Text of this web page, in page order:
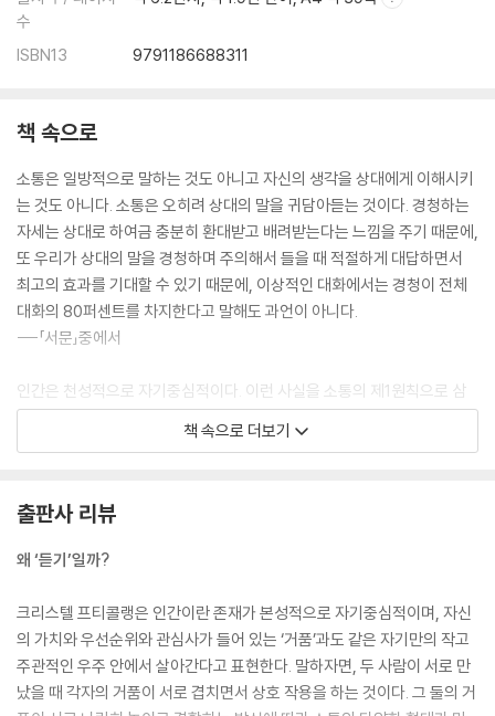
수
ISBN13 9791186688311
책 속으로
소통은 일방적으로 말하는 것도 아니고 자신의 생각을 상대에게 이해시키
는 것도 아니다. 소통은 오히려 상대의 말을 귀담아듣는 것이다. 경청하는
자세는 상대로 하여금 충분히 환대받고 배려받는다는 느낌을 주기 때문에,
또 우리가 상대의 말을 경청하며 주의해서 들을 때 적절하게 대답하면서
최고의 효과를 기대할 수 있기 때문에, 이상적인 대화에서는 경청이 전체
대화의 80퍼센트를 차지한다고 말해도 과언이 아니다.
---「서문」중에서
인간은 천성적으로 자기중심적이다. 이런 사실을 소통의 제1원칙으로 삼
을 때, 우리는 상대에 대한 관심과 배려를 인간관계에서 빼놓을 수 없는 중
요한 요소로 받아들일 수밖에 없게 된다. 또한 이 원칙을 인정할 때 우리는
온유하며 사려 깊은 모습으로 나타난다.
---「경청은 잠자는 왕자를 깨운다-경청의 기본적인 원칙」중에서
상대와 깊고 진정한 관계를 맺으려면 자기 자신과도 깊고 진정한 관계를
맺어야 한다. 자신의 내면세계에 갈등이 있으면 상대에게 모호하고 모순된
메시지를 전달하기 마련이어서, 결국 소통도 불안하고 불만스러울 수밖에
없다. 따라서 상대와 순조롭고 원만하게 소통하려면, 먼저 자기 자신과 만
책 속으로 더보기
출판사 리뷰
왜 ‘듣기’일까?
크리스텔 프티콜랭은 인간이란 존재가 본성적으로 자기중심적이며, 자신
의 가치와 우선순위와 관심사가 들어 있는 ‘거품’과도 같은 자기만의 작고
주관적인 우주 안에서 살아간다고 표현한다. 말하자면, 두 사람이 서로 만
났을 때 각자의 거품이 서로 겹치면서 상호 작용을 하는 것이다. 그 둘의 거